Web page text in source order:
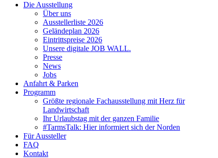
Die Ausstellung
Über uns
Ausstellerliste 2026
Geländeplan 2026
Eintrittspreise 2026
Unsere digitale JOB WALL.
Presse
News
Jobs
Anfahrt & Parken
Programm
Größte regionale Fachausstellung mit Herz für
Landwirtschaft
Ihr Urlaubstag mit der ganzen Familie
#TarmsTalk: Hier informiert sich der Norden
Für Aussteller
FAQ
Kontakt